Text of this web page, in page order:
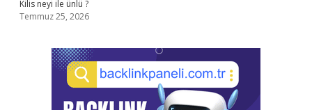
Kilis neyi ile ünlü ?
Temmuz 25, 2026